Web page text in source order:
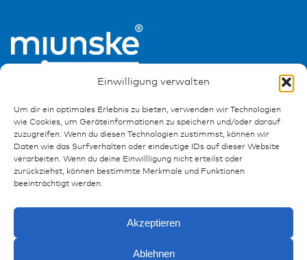
Einwilligung verwalten
Um dir ein optimales Erlebnis zu bieten, verwenden wir Technologien
wie Cookies, um Geräteinformationen zu speichern und/oder darauf
zuzugreifen. Wenn du diesen Technologien zustimmst, können wir
Daten wie das Surfverhalten oder eindeutige IDs auf dieser Website
verarbeiten. Wenn du deine Einwillligung nicht erteilst oder
zurückziehst, können bestimmte Merkmale und Funktionen
beeinträchtigt werden.
Akzeptieren
Ablehnen
Ressourcen
Publikationen
Downloads
Datenschutz